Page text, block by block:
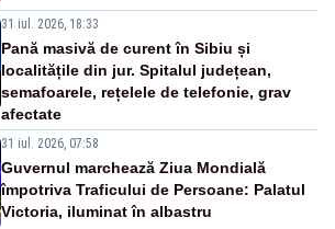
31 iul. 2026, 18:33
Pană masivă de curent în Sibiu și
localitățile din jur. Spitalul județean,
semafoarele, rețelele de telefonie, grav
afectate
31 iul. 2026, 07:58
Guvernul marchează Ziua Mondială
împotriva Traficului de Persoane: Palatul
Victoria, iluminat în albastru